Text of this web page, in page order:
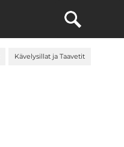
Kävelysillat ja Taavetit